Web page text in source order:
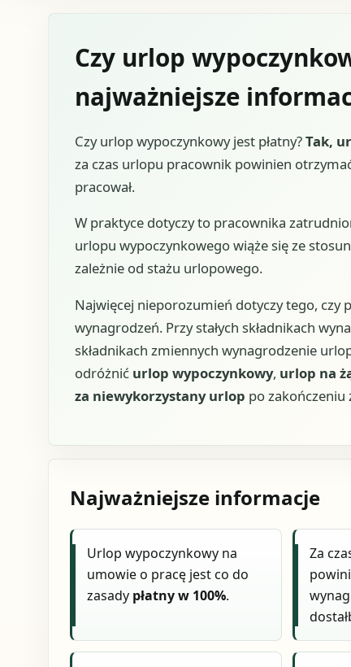
Czy urlop
najważniejsze
Czy urlop wypoczynkowy jest płatny?Tak,
za czas urlopu pracownik powinien
pracował.
W praktyce dotyczy to pracownika
urlopu wypoczynkowego wiąże się ze
zależnie od stażu urlopowego.
Najwięcej nieporozumień dotyczy tego, czy
wynagrodzeń. Przy stałych składnikach
składnikach zmiennych wynagrodzenie
odróżnić urlop wypoczynkowy, urlop na
za niewykorzystany urlop po
Najważniejsze informacje
Urlop wypoczynkowy na
umowie o pracę jest co do
zasady płatny w 100%.
Za